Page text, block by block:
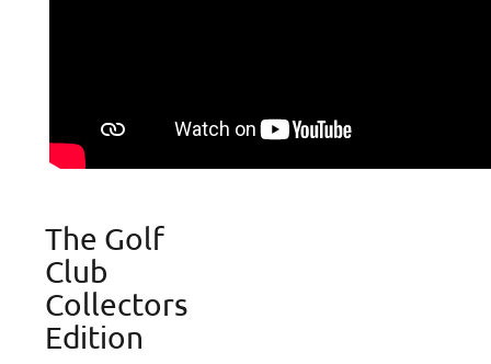
Create wishlist
Sign in
The Golf
Club
Collectors
Edition